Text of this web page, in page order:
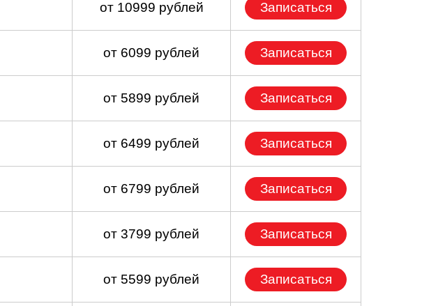
от 10999 рублей Записаться
от 6099 рублей Записаться
от 5899 рублей Записаться
от 6499 рублей Записаться
от 6799 рублей Записаться
от 3799 рублей Записаться
от 5599 рублей Записаться